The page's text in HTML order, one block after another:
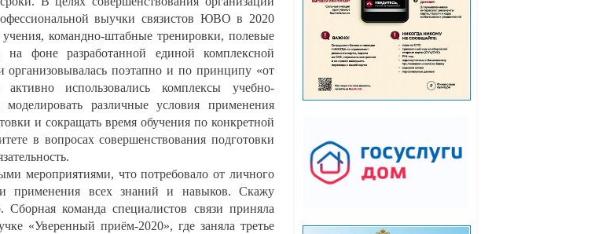
выучки связистов ЮВО в 2020
командно-штабные тренировки, полевые
фоне разработанной единой комплексной
организовывалась поэтапно и по принципу «от
использовались комплексы учебно-
различные условия применения
и сокращать время обучения по конкретной
в вопросах совершенствования подготовки
мероприятиями, что потребовало от личного
и применения всех знаний и навыков. Скажу
Сборная команда специалистов связи приняла
«Уверенный приём-2020», где заняла третье